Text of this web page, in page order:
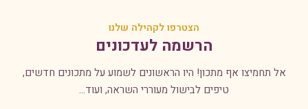
הצטרפו לקהילה שלנו
הרשמה לעדכונים
אל תחמיצו אף מתכון! היו הראשונים לשמוע על מתכונים חדשים,
טיפים לבישול מעוררי השראה, ועוד...